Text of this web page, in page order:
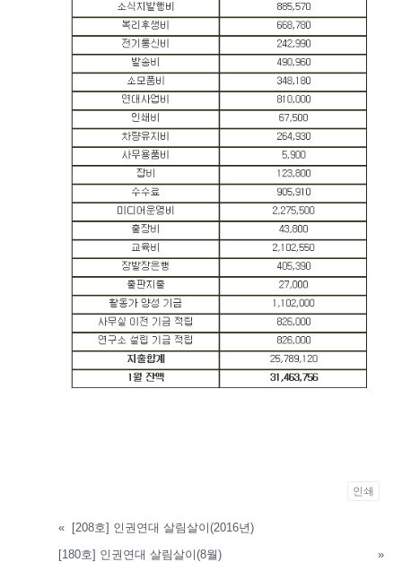
인쇄
« [208호] 인권연대 살림살이(2016년)
[180호] 인권연대 살림살이(8월)
»